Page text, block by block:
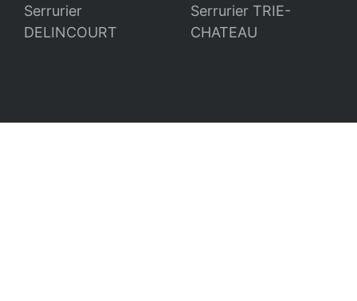
Serrurier
DELINCOURT
Serrurier TRIE-
CHATEAU